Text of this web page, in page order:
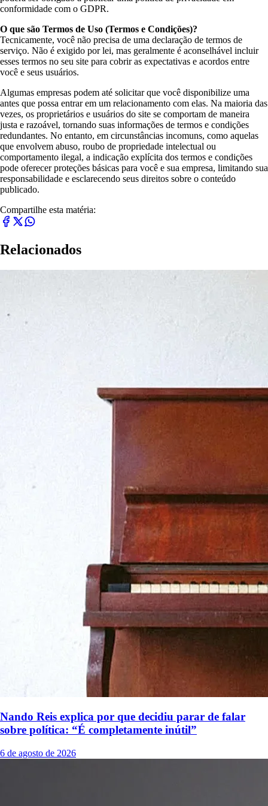
conformidade com o GDPR.
O que são Termos de Uso (Termos e Condições)?
Tecnicamente, você não precisa de uma declaração de termos de
serviço. Não é exigido por lei, mas geralmente é aconselhável incluir
esses termos no seu site para cobrir as expectativas e acordos entre
você e seus usuários.
Algumas empresas podem até solicitar que você disponibilize uma
antes que possa entrar em um relacionamento com elas. Na maioria das
vezes, os proprietários e usuários do site se comportam de maneira
justa e razoável, tornando suas informações de termos e condições
redundantes. No entanto, em circunstâncias incomuns, como aquelas
que envolvem abuso, roubo de propriedade intelectual ou
comportamento ilegal, a indicação explícita dos termos e condições
pode oferecer proteções básicas para você e sua empresa, limitando sua
responsabilidade e esclarecendo seus direitos sobre o conteúdo
publicado.
Compartilhe esta matéria:
Relacionados
Nando Reis explica por que decidiu parar de falar
sobre política: “É completamente inútil”
6 de agosto de 2026